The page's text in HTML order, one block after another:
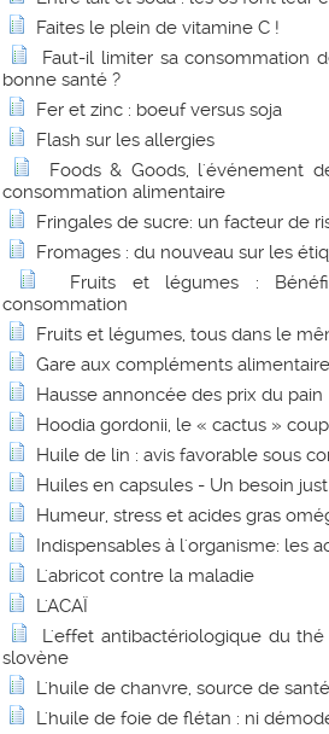
Faites le plein de vitamine C !
Faut-il limiter sa consommation
bonne santé ?
Fer et zinc : boeuf versus soja
Flash sur les allergies
Foods & Goods, l'événement
consommation alimentaire
Fringales de sucre: un facteur de
Fromages : du nouveau sur les
Fruits et légumes :
consommation
Fruits et légumes, tous dans le
Gare aux compléments
Hausse annoncée des prix du pain
Hoodia gordonii, le « cactus »
Huile de lin : avis favorable sous
Huiles en capsules - Un besoin
Humeur, stress et acides gras
Indispensables à l'organisme: les
L'abricot contre la maladie
L'ACAÏ
L'effet antibactériologique du
slovène
L'huile de chanvre, source de
L'huile de foie de flétan : ni